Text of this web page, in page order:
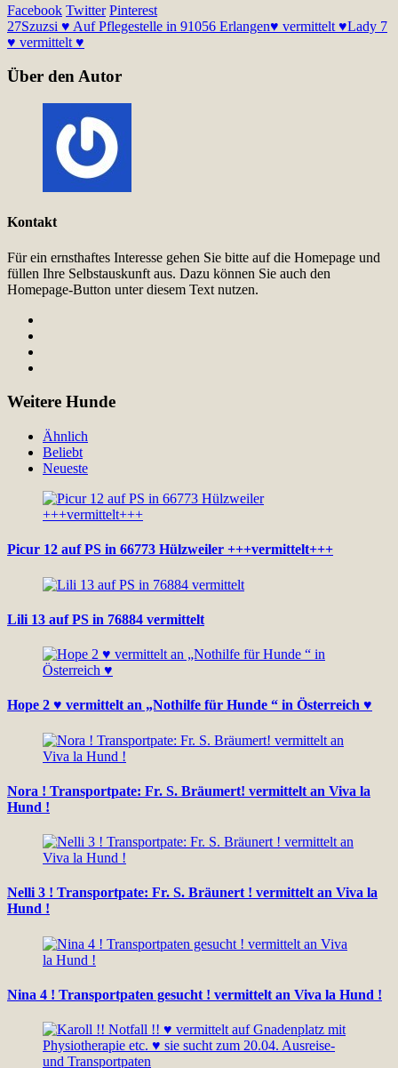
Facebook Twitter Pinterest
27Szuzsi ♥ Auf Pflegestelle in 91056 Erlangen♥ vermittelt ♥Lady 7
♥ vermittelt ♥
Über den Autor
Kontakt
Für ein ernsthaftes Interesse gehen Sie bitte auf die Homepage und
füllen Ihre Selbstauskunft aus. Dazu können Sie auch den
Homepage-Button unter diesem Text nutzen.
Weitere Hunde
Ähnlich
Beliebt
Neueste
Picur 12 auf PS in 66773 Hülzweiler +++vermittelt+++
Lili 13 auf PS in 76884 vermittelt
Hope 2 ♥ vermittelt an „Nothilfe für Hunde “ in Österreich ♥
Nora ! Transportpate: Fr. S. Bräumert! vermittelt an Viva la
Hund !
Nelli 3 ! Transportpate: Fr. S. Bräunert ! vermittelt an Viva la
Hund !
Nina 4 ! Transportpaten gesucht ! vermittelt an Viva la Hund !